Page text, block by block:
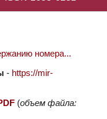
номера...
- https://mir-
(объем файла: